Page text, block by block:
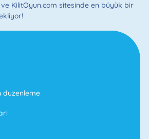
KilitOyun.com sitesinde en büyük bir
duzenleme